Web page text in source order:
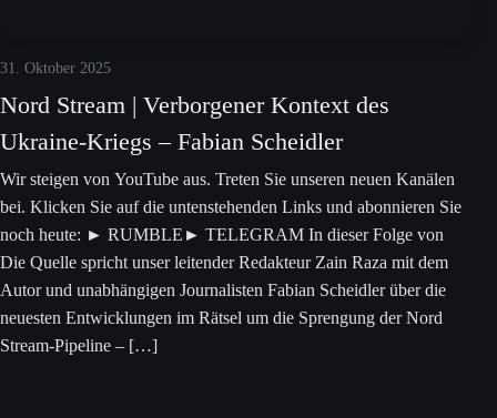
31. Oktober 2025
Nord Stream | Verborgener Kontext des
Ukraine-Kriegs – Fabian Scheidler
Wir steigen von YouTube aus. Treten Sie unseren neuen Kanälen
bei. Klicken Sie auf die untenstehenden Links und abonnieren Sie
noch heute: ► RUMBLE► TELEGRAM In dieser Folge von
Die Quelle spricht unser leitender Redakteur Zain Raza mit dem
Autor und unabhängigen Journalisten Fabian Scheidler über die
neuesten Entwicklungen im Rätsel um die Sprengung der Nord
Stream-Pipeline – […]